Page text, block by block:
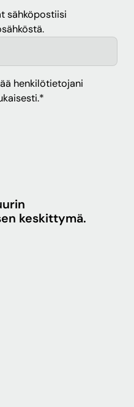
sähköpostiisi
henkilötietojani
*
keskittymä.